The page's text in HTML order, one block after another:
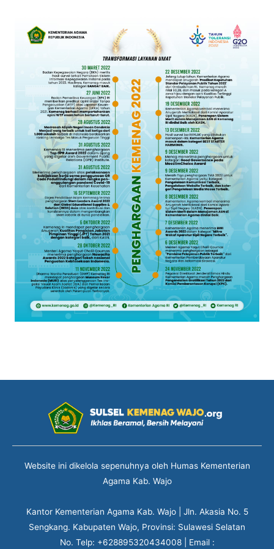
Website ini dikelola sepenuhnya oleh Humas Kementerian
Agama Kab. Wajo
Kantor Kementerian Agama Kab. Wajo | Jln. Akasia No. 5
Sengkang. Kabupaten Wajo, Provinsi: Sulawesi Selatan
No. Telp: +628895320434008 | Email :